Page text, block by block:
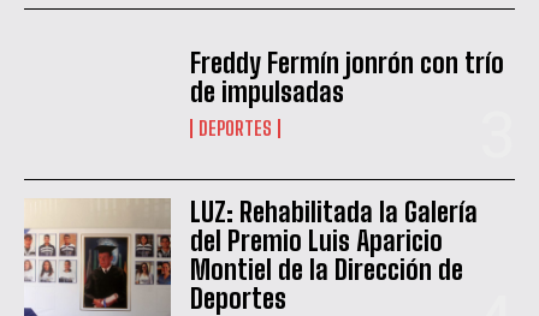
Freddy Fermín jonrón con trío
de impulsadas
DEPORTES
LUZ: Rehabilitada la Galería
del Premio Luis Aparicio
Montiel de la Dirección de
Deportes